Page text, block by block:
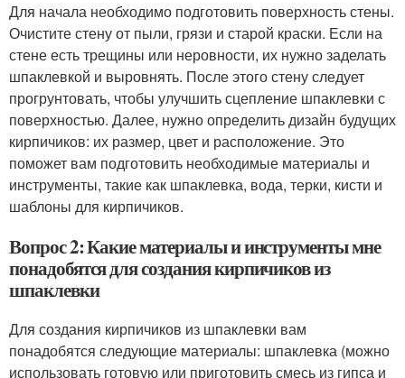
Для начала необходимо подготовить поверхность стены.
Очистите стену от пыли, грязи и старой краски. Если на
стене есть трещины или неровности, их нужно заделать
шпаклевкой и выровнять. После этого стену следует
прогрунтовать, чтобы улучшить сцепление шпаклевки с
поверхностью. Далее, нужно определить дизайн будущих
кирпичиков: их размер, цвет и расположение. Это
поможет вам подготовить необходимые материалы и
инструменты, такие как шпаклевка, вода, терки, кисти и
шаблоны для кирпичиков.
Вопрос 2: Какие материалы и инструменты мне
понадобятся для создания кирпичиков из
шпаклевки
Для создания кирпичиков из шпаклевки вам
понадобятся следующие материалы: шпаклевка (можно
использовать готовую или приготовить смесь из гипса и